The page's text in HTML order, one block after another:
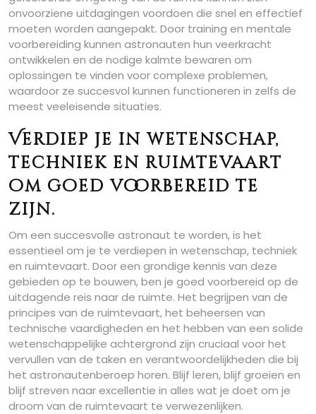
onvoorziene uitdagingen voordoen die snel en effectief
moeten worden aangepakt. Door training en mentale
voorbereiding kunnen astronauten hun veerkracht
ontwikkelen en de nodige kalmte bewaren om
oplossingen te vinden voor complexe problemen,
waardoor ze succesvol kunnen functioneren in zelfs de
meest veeleisende situaties.
Verdiep je in wetenschap,
techniek en ruimtevaart
om goed voorbereid te
zijn.
Om een succesvolle astronaut te worden, is het
essentieel om je te verdiepen in wetenschap, techniek
en ruimtevaart. Door een grondige kennis van deze
gebieden op te bouwen, ben je goed voorbereid op de
uitdagende reis naar de ruimte. Het begrijpen van de
principes van de ruimtevaart, het beheersen van
technische vaardigheden en het hebben van een solide
wetenschappelijke achtergrond zijn cruciaal voor het
vervullen van de taken en verantwoordelijkheden die bij
het astronautenberoep horen. Blijf leren, blijf groeien en
blijf streven naar excellentie in alles wat je doet om je
droom van de ruimtevaart te verwezenlijken.